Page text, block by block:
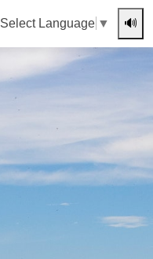
Select Language ▼ 🔊